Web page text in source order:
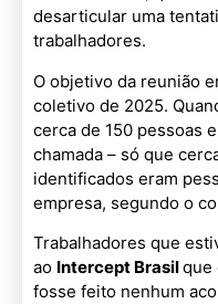
desarticular uma
trabalhadores.
O objetivo da reunião
coletivo de 2025.
cerca de 150 pessoas
chamada – só que
identificados eram
empresa, segundo o
Trabalhadores que
ao Intercept Brasilque
fosse feito nenhum